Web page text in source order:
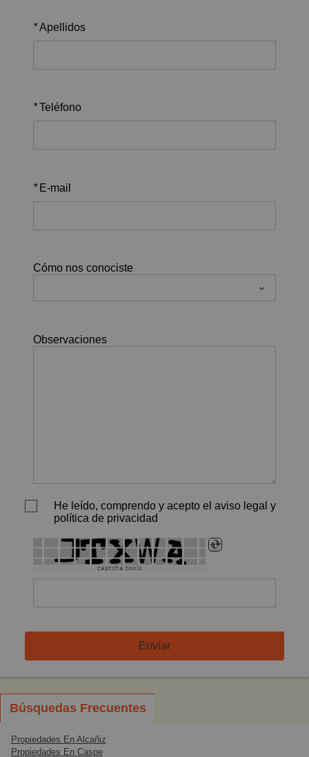
*Apellidos
*Teléfono
* E-mail
Cómo nos conociste
Observaciones
He leído, comprendo y acepto el aviso legal y
política de privacidad
captcha tools
Enviar
Búsquedas Frecuentes
Propiedades En Alcañiz
Propiedades En Caspe